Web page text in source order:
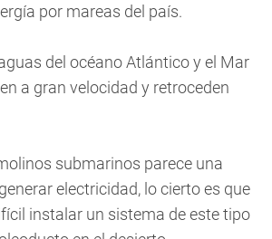
por mareas del país.
del océano Atlántico y el Mar
a gran velocidad y retroceden
submarinos parece una
electricidad, lo cierto es que
instalar un sistema de este tipo